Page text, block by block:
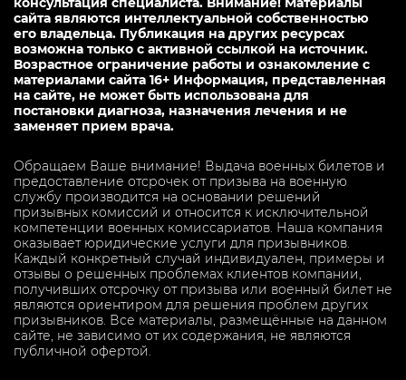
сайта являются интеллектуальной собственностью
его владельца. Публикация на других ресурсах
возможна только с активной ссылкой на источник.
Возрастное ограничение работы и ознакомление с
материалами сайта 16+ Информация, представленная
на сайте, не может быть использована для
постановки диагноза, назначения лечения и не
заменяет прием врача.
Обращаем Ваше внимание! Выдача военных билетов и
предоставление отсрочек от призыва на военную
службу производится на основании решений
призывных комиссий и относится к исключительной
компетенции военных комиссариатов. Наша компания
оказывает юридические услуги для призывников.
Каждый конкретный случай индивидуален, примеры и
отзывы о решенных проблемах клиентов компании,
получивших отсрочку от призыва или военный билет не
являются ориентиром для решения проблем других
призывников. Все материалы, размещённые на данном
сайте, не зависимо от их содержания, не являются
публичной офертой.